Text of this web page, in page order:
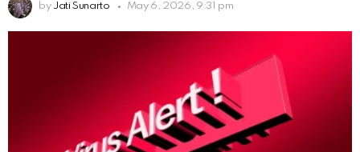
by Jati Sunarto May 6, 2026, 9:31 pm